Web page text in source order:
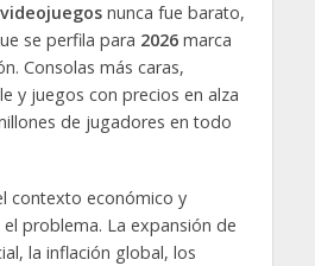
videojuegosnunca fue barato,
se perfila para 2026marca
Consolas más caras,
y juegos con precios en alza
de jugadores en todo
contexto económico y
problema. La expansión de
la inflación global, los